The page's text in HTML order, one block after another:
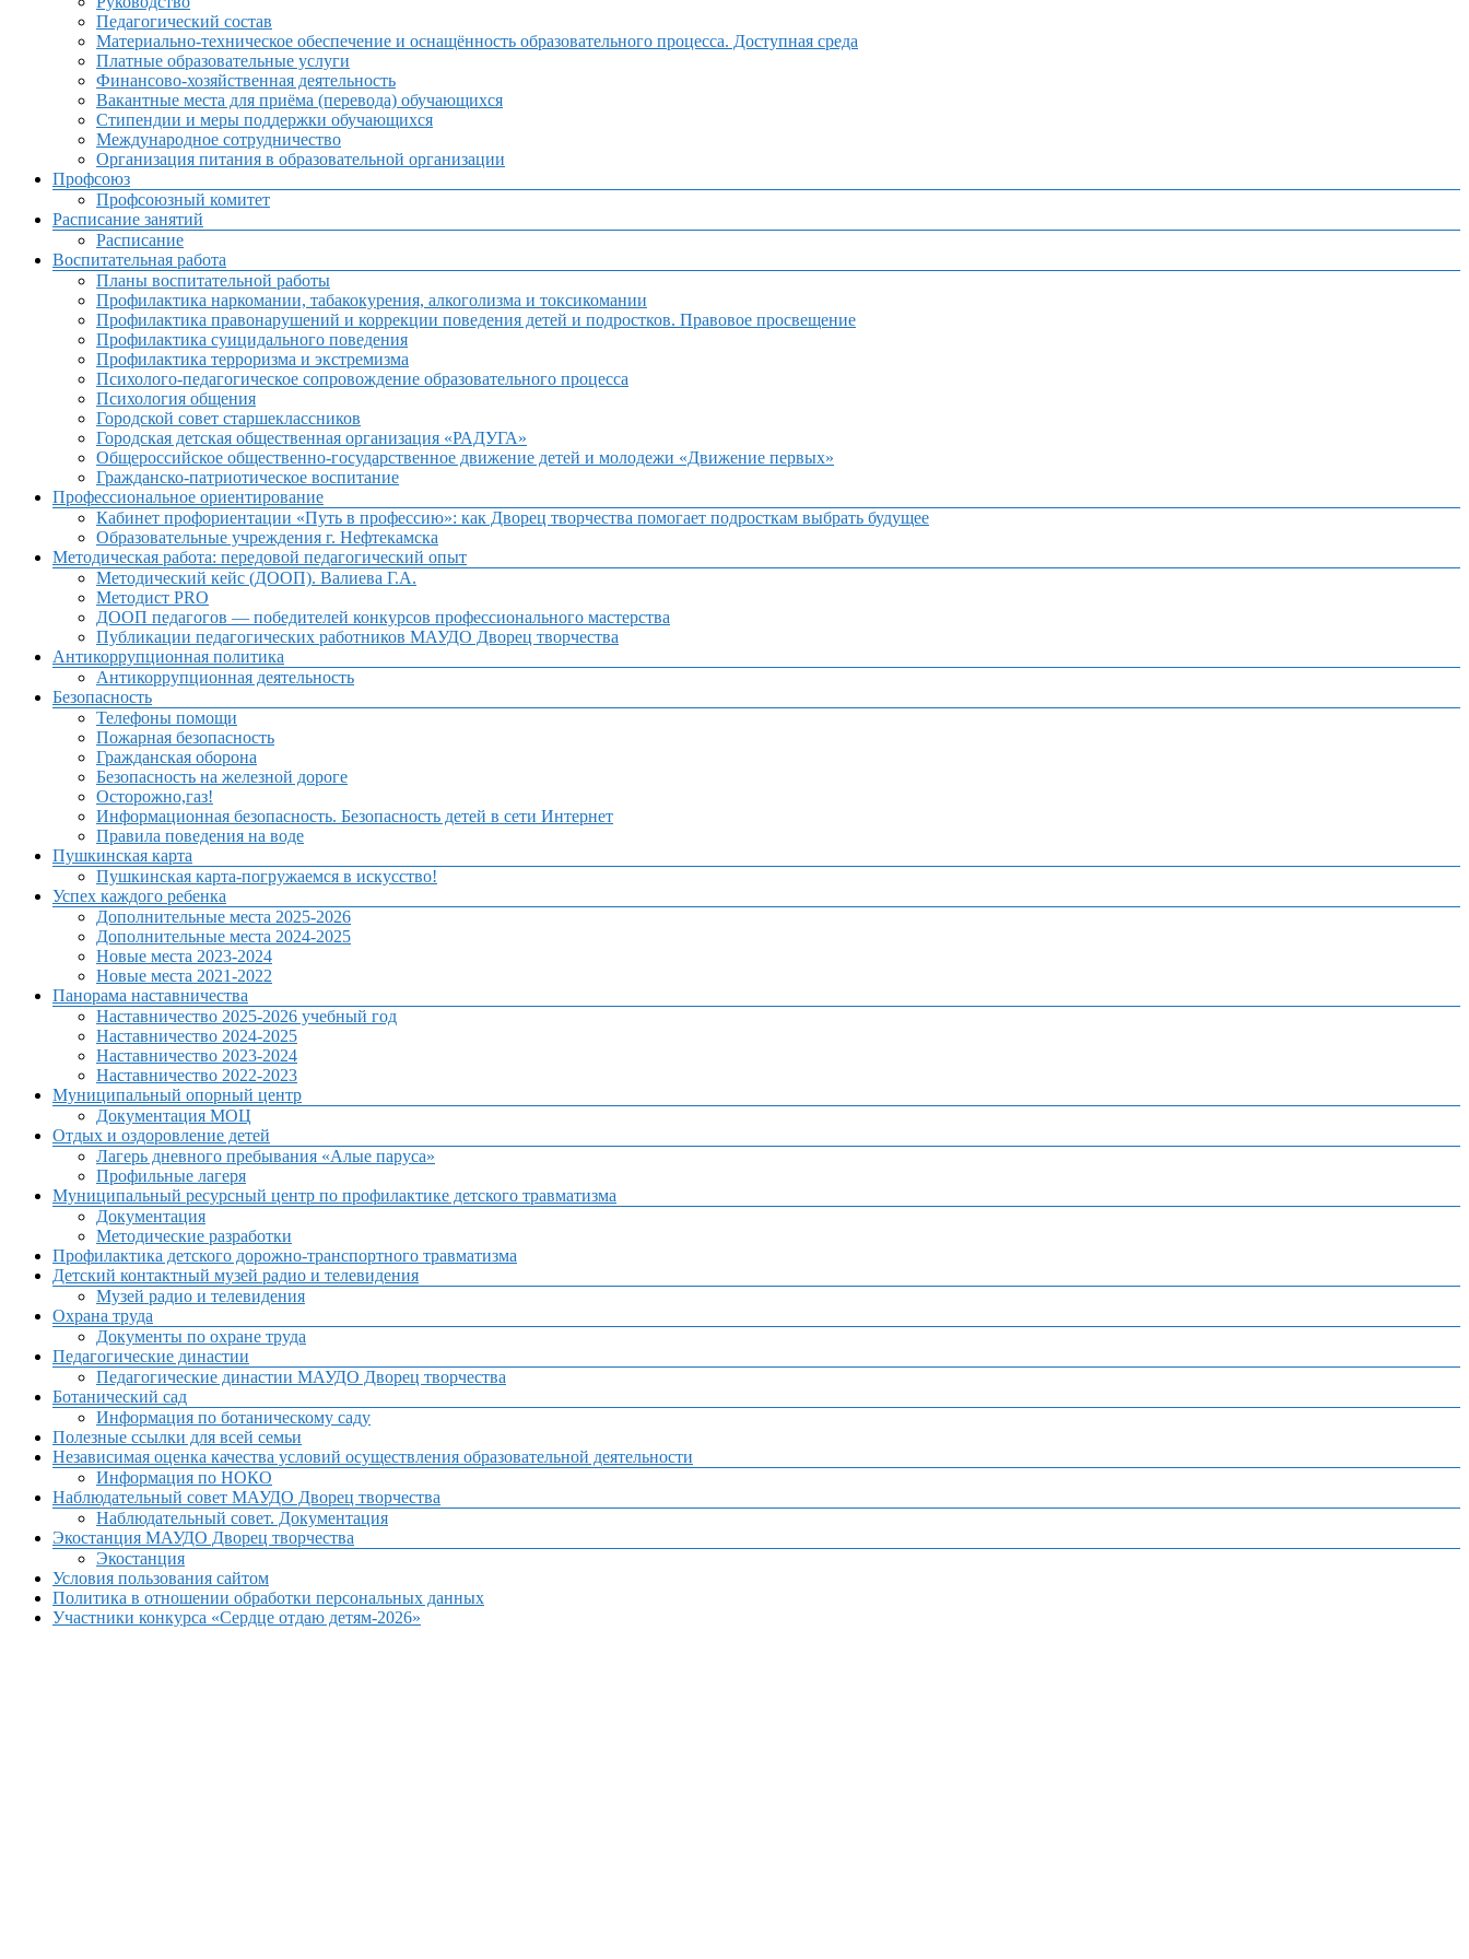
Педагогический состав
Материально-техническое обеспечение и оснащённость образовательного процесса. Доступная среда
Платные образовательные услуги
Финансово-хозяйственная деятельность
Вакантные места для приёма (перевода) обучающихся
Стипендии и меры поддержки обучающихся
Международное сотрудничество
Организация питания в образовательной организации
Профсоюз
Профсоюзный комитет
Расписание занятий
Расписание
Воспитательная работа
Планы воспитательной работы
Профилактика наркомании, табакокурения, алкоголизма и токсикомании
Профилактика правонарушений и коррекции поведения детей и подростков. Правовое просвещение
Профилактика суицидального поведения
Профилактика терроризма и экстремизма
Психолого-педагогическое сопровождение образовательного процесса
Психология общения
Городской совет старшеклассников
Городская детская общественная организация «РАДУГА»
Общероссийское общественно-государственное движение детей и молодежи «Движение первых»
Гражданско-патриотическое воспитание
Профессиональное ориентирование
Кабинет профориентации «Путь в профессию»: как Дворец творчества помогает подросткам выбрать будущее
Образовательные учреждения г. Нефтекамска
Методическая работа: передовой педагогический опыт
Методический кейс (ДООП). Валиева Г.А.
Методист PRO
ДООП педагогов — победителей конкурсов профессионального мастерства
Публикации педагогических работников МАУДО Дворец творчества
Антикоррупционная политика
Антикоррупционная деятельность
Безопасность
Телефоны помощи
Пожарная безопасность
Гражданская оборона
Безопасность на железной дороге
Осторожно,газ!
Информационная безопасность. Безопасность детей в сети Интернет
Правила поведения на воде
Пушкинская карта
Пушкинская карта-погружаемся в искусство!
Успех каждого ребенка
Дополнительные места 2025-2026
Дополнительные места 2024-2025
Новые места 2023-2024
Новые места 2021-2022
Панорама наставничества
Наставничество 2025-2026 учебный год
Наставничество 2024-2025
Наставничество 2023-2024
Наставничество 2022-2023
Муниципальный опорный центр
Документация МОЦ
Отдых и оздоровление детей
Лагерь дневного пребывания «Алые паруса»
Профильные лагеря
Муниципальный ресурсный центр по профилактике детского травматизма
Документация
Методические разработки
Профилактика детского дорожно-транспортного травматизма
Детский контактный музей радио и телевидения
Музей радио и телевидения
Охрана труда
Документы по охране труда
Педагогические династии
Педагогические династии МАУДО Дворец творчества
Ботанический сад
Информация по ботаническому саду
Полезные ссылки для всей семьи
Независимая оценка качества условий осуществления образовательной деятельности
Информация по НОКО
Наблюдательный совет МАУДО Дворец творчества
Наблюдательный совет. Документация
Экостанция МАУДО Дворец творчества
Экостанция
Условия пользования сайтом
Политика в отношении обработки персональных данных
Участники конкурса «Сердце отдаю детям-2026»